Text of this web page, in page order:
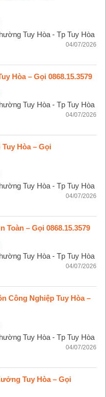
Tuy Hòa - Tp Tuy Hòa
04/07/2026
Hòa – Gọi 0868.15.3579
Tuy Hòa - Tp Tuy Hòa
04/07/2026
Tuy Hòa – Gọi
Tuy Hòa - Tp Tuy Hòa
04/07/2026
Toàn – Gọi 0868.15.3579
Tuy Hòa - Tp Tuy Hòa
04/07/2026
Công Nghiệp Tuy Hòa –
Tuy Hòa - Tp Tuy Hòa
04/07/2026
Tuy Hòa – Gọi